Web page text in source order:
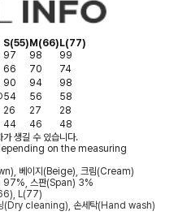
S(55) M(66) L(77)
97 98
99
66 70
74
90 94
98
54 56
58
26 27
28
44 46
48
생길 수 있습니다.
on the measuring
베이지(Beige), 크림(Cream)
97%, 스판(Span) 3%
L(77)
(Dry cleaning), 손세탁(Hand wash)